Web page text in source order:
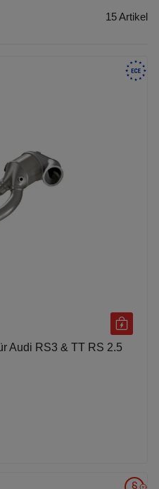
15 Artikel
Audi RS3 & TT RS 2.5